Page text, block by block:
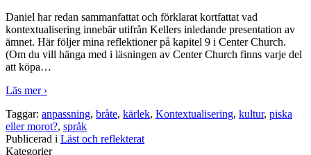
Daniel har redan sammanfattat och förklarat kortfattat vad
kontextualisering innebär utifrån Kellers inledande presentation av
ämnet. Här följer mina reflektioner på kapitel 9 i Center Church.
(Om du vill hänga med i läsningen av Center Church finns varje del
att köpa…
Läs mer ›
Taggar: anpassning, bråte, kärlek, Kontextualisering, kultur, piska
eller morot?, språk
Publicerad i Läst och reflekterat
Kategorier